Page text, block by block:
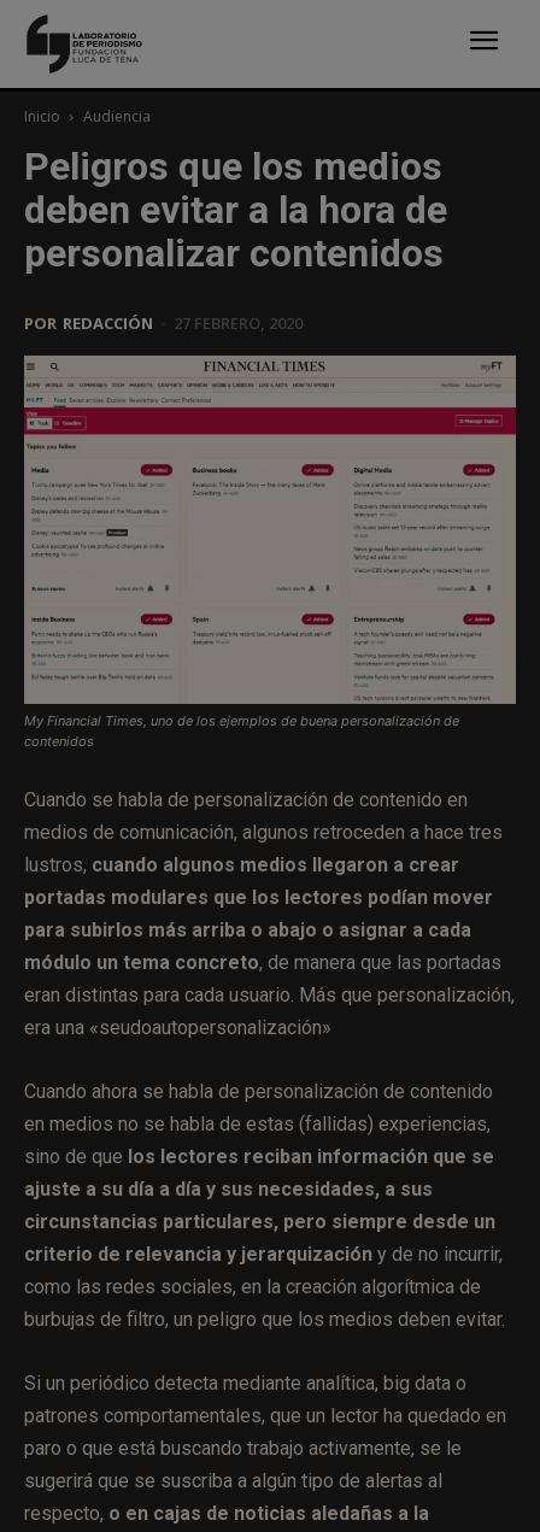
Inicio Audiencia
Peligros que los medios
deben evitar a la hora de
personalizar contenidos
POR REDACCIÓN 27 FEBRERO, 2020
My Financial Times, uno de los ejemplos de buena personalización de
contenidos
Cuando se habla de personalización de contenido en
medios de comunicación, algunos retroceden a hace tres
lustros, cuando algunos medios llegaron a crear
portadas modulares que los lectores podían mover
para subirlos más arriba o abajo o asignar a cada
módulo un tema concreto, de manera que las portadas
eran distintas para cada usuario. Más que personalización,
era una «seudoautopersonalización»
Cuando ahora se habla de personalización de contenido
en medios no se habla de estas (fallidas) experiencias,
sino de que los lectores reciban información que se
ajuste a su día a día y sus necesidades, a sus
circunstancias particulares, pero siempre desde un
criterio de relevancia y jerarquización y de no incurrir,
como las redes sociales, en la creación algorítmica de
burbujas de filtro, un peligro que los medios deben evitar.
Si un periódico detecta mediante analítica, big data o
patrones comportamentales, que un lector ha quedado en
paro o que está buscando trabajo activamente, se le
sugerirá que se suscriba a algún tipo de alertas al
respecto, o en cajas de noticias aledañas a la